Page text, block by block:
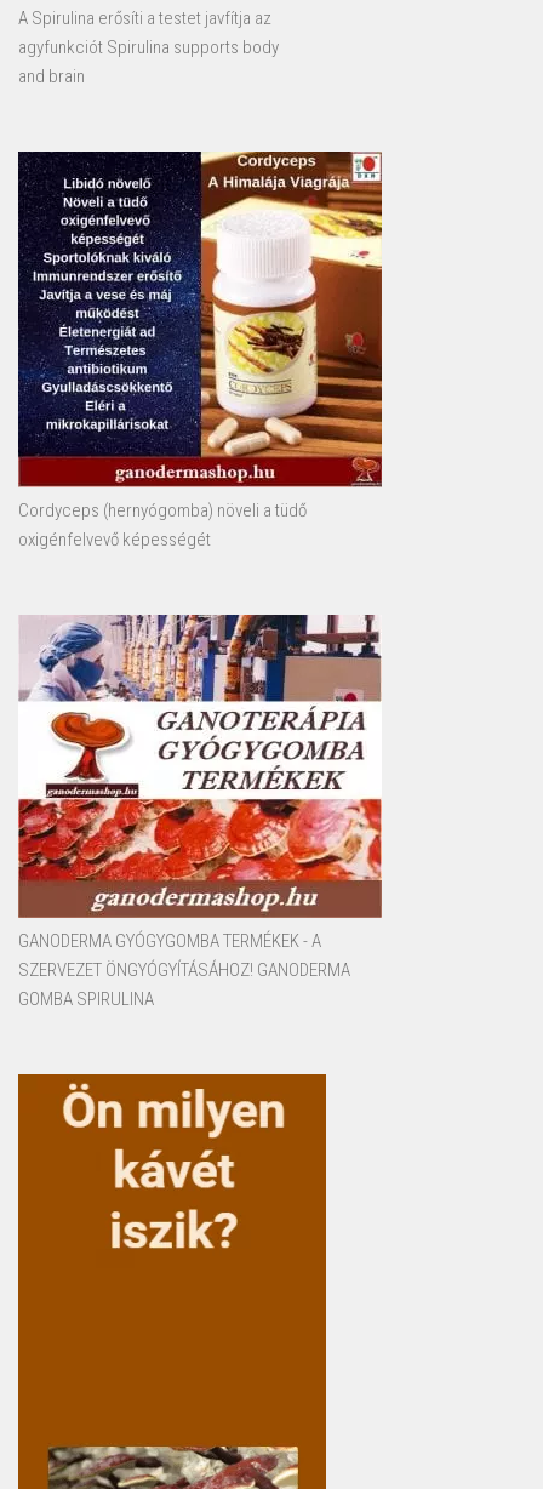
A Spirulina erősíti a testet javfítja az
agyfunkciót Spirulina supports body
and brain
Cordyceps (hernyógomba) növeli a tüdő
oxigénfelvevő képességét
GANODERMA GYÓGYGOMBA TERMÉKEK - A
SZERVEZET ÖNGYÓGYÍTÁSÁHOZ! GANODERMA
GOMBA SPIRULINA